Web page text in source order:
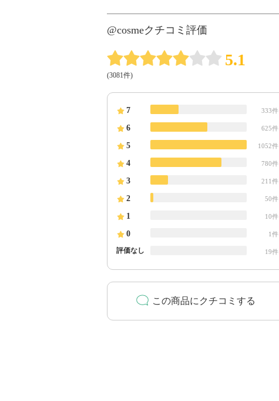
@cosmeクチコミ評価
5.1
(3081件)
7 333件
6 625件
5 1052件
4 780件
3 211件
2 50件
1 10件
0 1件
評価なし 19件
この商品にクチコミする